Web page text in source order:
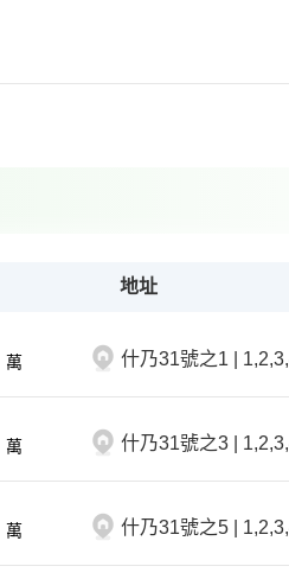
地址
萬 什乃31號之1 |
萬 什乃31號之3 |
萬 什乃31號之5 |